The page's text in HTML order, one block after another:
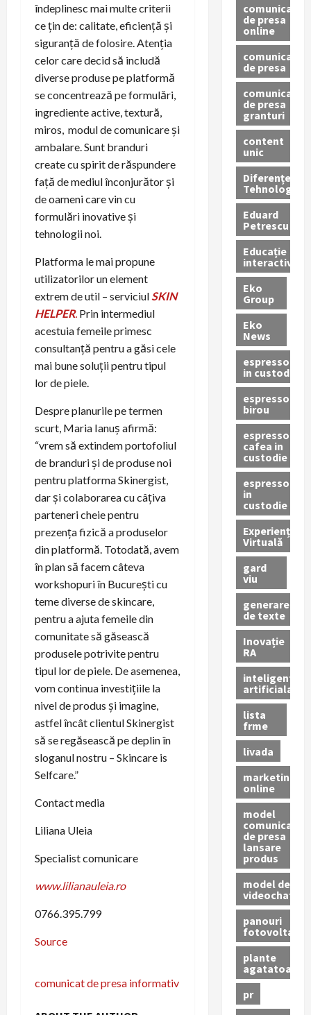
îndeplinesc mai multe criterii
ce țin de: calitate, eficiență și
siguranță de folosire. Atenția
celor care decid să includă
diverse produse pe platformă
se concentrează pe formulări,
ingrediente active, textură,
miros, modul de comunicare și
ambalare. Sunt branduri
create cu spirit de răspundere
față de mediul înconjurător și
de oameni care vin cu
formulări inovative și
tehnologii noi.
Platforma le mai propune
utilizatorilor un element
extrem de util – serviciulSKIN
HELPER. Prin intermediul
acestuia femeile primesc
consultanță pentru a găsi cele
mai bune soluții pentru tipul
lor de piele.
Despre planurile pe termen
scurt, Maria Ianuș afirmă:
“vrem să extindem portofoliul
de branduri și de produse noi
pentru platforma Skinergist,
dar și colaborarea cu câțiva
parteneri cheie pentru
prezența fizică a produselor
din platformă. Totodată, avem
în plan să facem câteva
workshopuri în București cu
teme diverse de skincare,
pentru a ajuta femeile din
comunitate să găsească
produsele potrivite pentru
tipul lor de piele. De asemenea,
vom continua investițiile la
nivel de produs și imagine,
astfel încât clientul Skinergist
să se regăsească pe deplin în
sloganul nostru – Skincare is
Selfcare.”
Contact media
Liliana Uleia
Specialist comunicare
www.lilianauleia.ro
0766.395.799
Source
P
comunicat de presa informativ
comunicat
de presa
online
comunicate
de presa
comunicate
de presa
granturi
content
unic
Diferențe
Tehnologice
Eduard
Petrescu
Educație
interactivă
Eko
Group
Eko
News
espressoare
in custodie
espressor
birou
espressor
cafea in
custodie
espressor
in
custodie
Experiență
Virtuală
gard
viu
generare
de texte
Inovație
RA
inteligenta
artificiala
lista
frme
livada
marketing
online
model
comunicat
de presa
lansare
produs
model de
videochat
panouri
fotovoltaice
plante
agatatoare
pr